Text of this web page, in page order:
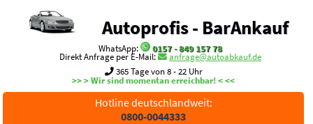
Autoprofis - BarAnkauf
WhatsApp:
0157 - 849 157 78
Direkt Anfrage per E-Mail:
anfrage@autoabkauf.de
365 Tage von 8 - 22 Uhr
>> > Wir sind momentan erreichbar! < <<
Hotline deutschlandweit:
0800-0044333